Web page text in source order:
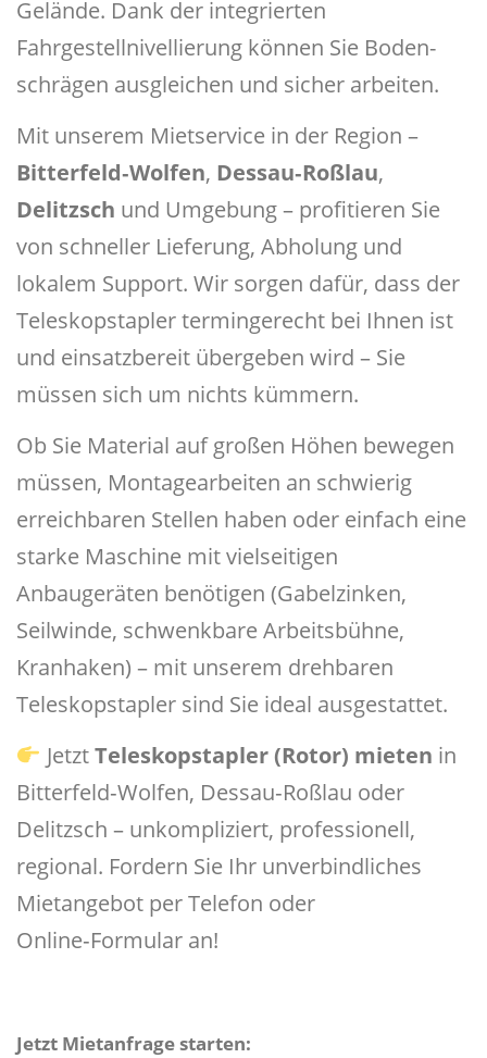
Gelände. Dank der integrierten
Fahrgestellnivellierung können Sie Boden­
schrägen ausgleichen und sicher arbeiten.
Mit unserem Mietservice in der Region –
Bitterfeld‑Wolfen, Dessau‑Roßlau,
Delitzsch und Umgebung – profitieren Sie
von schneller Lieferung, Abholung und
lokalem Support. Wir sorgen dafür, dass der
Teleskopstapler termingerecht bei Ihnen ist
und einsatzbereit übergeben wird – Sie
müssen sich um nichts kümmern.
Ob Sie Material auf großen Höhen bewegen
müssen, Montagearbeiten an schwierig
erreichbaren Stellen haben oder einfach eine
starke Maschine mit vielseitigen
Anbaugeräten benötigen (Gabelzinken,
Seilwinde, schwenkbare Arbeitsbühne,
Kranhaken) – mit unserem drehbaren
Teleskopstapler sind Sie ideal ausgestattet.
JetztTeleskopstapler (Rotor) mieten in
Bitterfeld‑Wolfen, Dessau‑Roßlau oder
Delitzsch – unkompliziert, professionell,
regional. Fordern Sie Ihr unverbindliches
Mietangebot per Telefon oder
Online‑Formular an!
Jetzt Mietanfrage starten: